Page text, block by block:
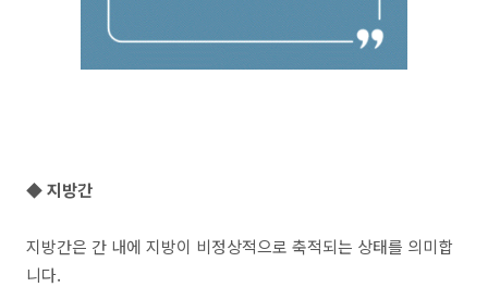
◆ 지방간
지방간은 간 내에 지방이 비정상적으로 축적되는 상태를 의미합
니다.